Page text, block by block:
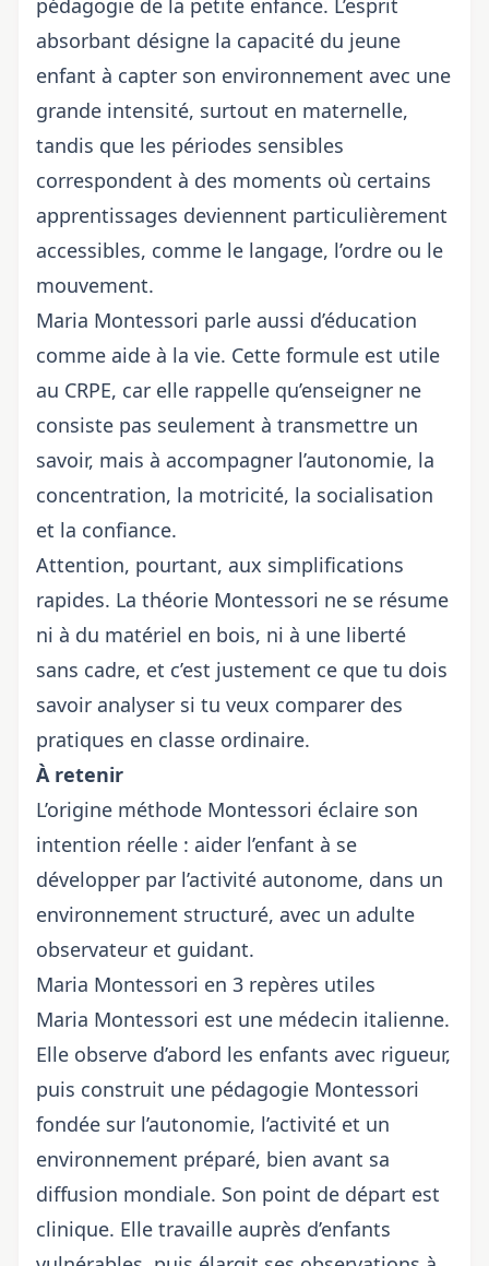
pédagogie de la petite enfance. L’esprit
absorbant désigne la capacité du jeune
enfant à capter son environnement avec une
grande intensité, surtout en maternelle,
tandis que les périodes sensibles
correspondent à des moments où certains
apprentissages deviennent particulièrement
accessibles, comme le langage, l’ordre ou le
mouvement.
Maria Montessori parle aussi d’éducation
comme aide à la vie. Cette formule est utile
au CRPE, car elle rappelle qu’enseigner ne
consiste pas seulement à transmettre un
savoir, mais à accompagner l’autonomie, la
concentration, la motricité, la socialisation
et la confiance.
Attention, pourtant, aux simplifications
rapides. La théorie Montessori ne se résume
ni à du matériel en bois, ni à une liberté
sans cadre, et c’est justement ce que tu dois
savoir analyser si tu veux comparer des
pratiques en classe ordinaire.
À retenir
L’origine méthode Montessori éclaire son
intention réelle : aider l’enfant à se
développer par l’activité autonome, dans un
environnement structuré, avec un adulte
observateur et guidant.
Maria Montessori en 3 repères utiles
Maria Montessori est une médecin italienne.
Elle observe d’abord les enfants avec rigueur,
puis construit une pédagogie Montessori
fondée sur l’autonomie, l’activité et un
environnement préparé, bien avant sa
diffusion mondiale. Son point de départ est
clinique. Elle travaille auprès d’enfants